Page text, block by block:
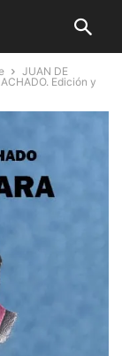
JUAN DE
Edición y